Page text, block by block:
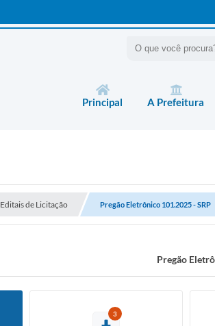
Principal A Prefeitura
Editais de Licitação Pregão Eletrônico 101.2025 - SRP
Pregão
3